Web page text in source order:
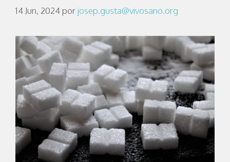
14 Jun, 2024 por josep.gusta@vivosano.org